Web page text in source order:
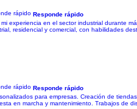
Responde rápido
experiencia en el sector industrial durante
residencial y comercial, con habilidades
Responde rápido
para empresas. Creación de
en marcha y mantenimiento. Trabajos de